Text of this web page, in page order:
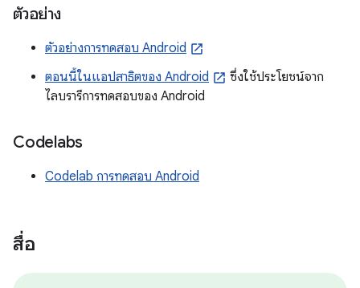
ตัวอย่าง
ตัวอย่างการทดสอบ Android
ตอนนี้ในแอปสาธิตของ Android
ซึ่งใช้ประโยชน์จาก
ไลบรารีการทดสอบของ Android
Codelabs
Codelab การทดสอบ Android
สื่อ